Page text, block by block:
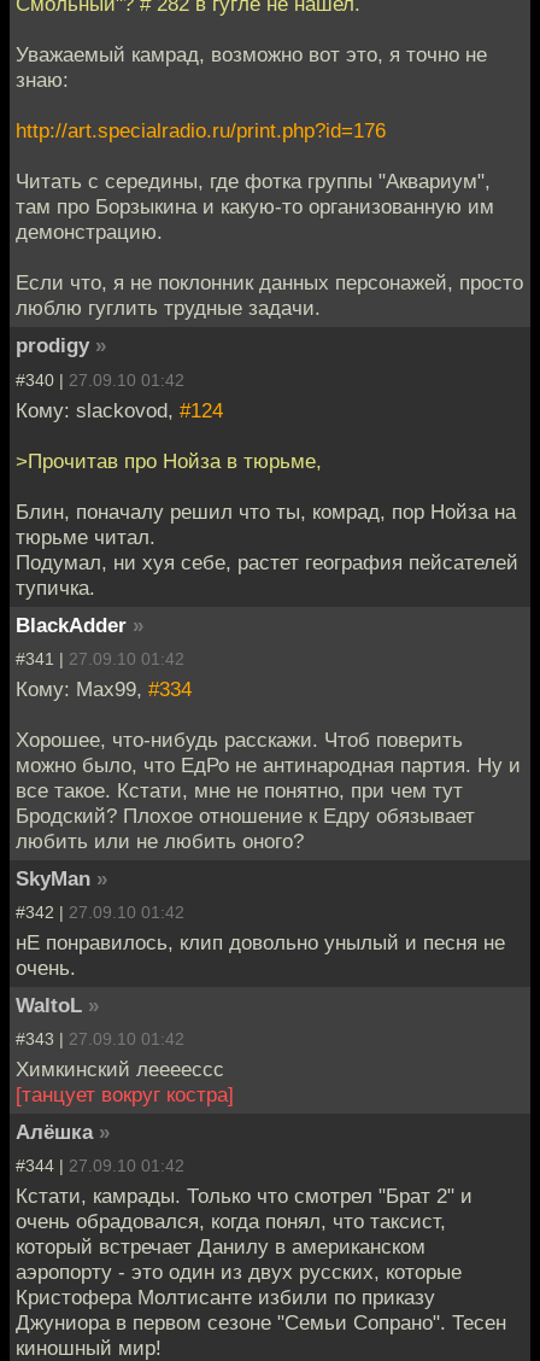
Уважаемый камрад, возможно вот это, я точно не
знаю:
http://art.specialradio.ru/print.php?id=176
Читать с середины, где фотка группы "Аквариум",
там про Борзыкина и какую-то организованную им
демонстрацию.
Если что, я не поклонник данных персонажей, просто
люблю гуглить трудные задачи.
prodigy »
#340 | 27.09.10 01:42
Кому: slackovod, #124
>Прочитав про Нойза в тюрьме,
Блин, поначалу решил что ты, комрад, пор Нойза на
тюрьме читал.
Подумал, ни хуя себе, растет география пейсателей
тупичка.
BlackAdder »
#341 | 27.09.10 01:42
Кому: Max99, #334
Хорошее, что-нибудь расскажи. Чтоб поверить
можно было, что ЕдРо не антинародная партия. Ну и
все такое. Кстати, мне не понятно, при чем тут
Бродский? Плохое отношение к Едру обязывает
любить или не любить оного?
SkyMan »
#342 | 27.09.10 01:42
нЕ понравилось, клип довольно унылый и песня не
очень.
WaltoL »
#343 | 27.09.10 01:42
Химкинский леееессс
[танцует вокруг костра]
Алёшка »
#344 | 27.09.10 01:42
Кстати, камрады. Только что смотрел "Брат 2" и
очень обрадовался, когда понял, что таксист,
который встречает Данилу в американском
аэропорту - это один из двух русских, которые
Кристофера Молтисанте избили по приказу
Джуниора в первом сезоне "Семьи Сопрано". Тесен
киношный мир!